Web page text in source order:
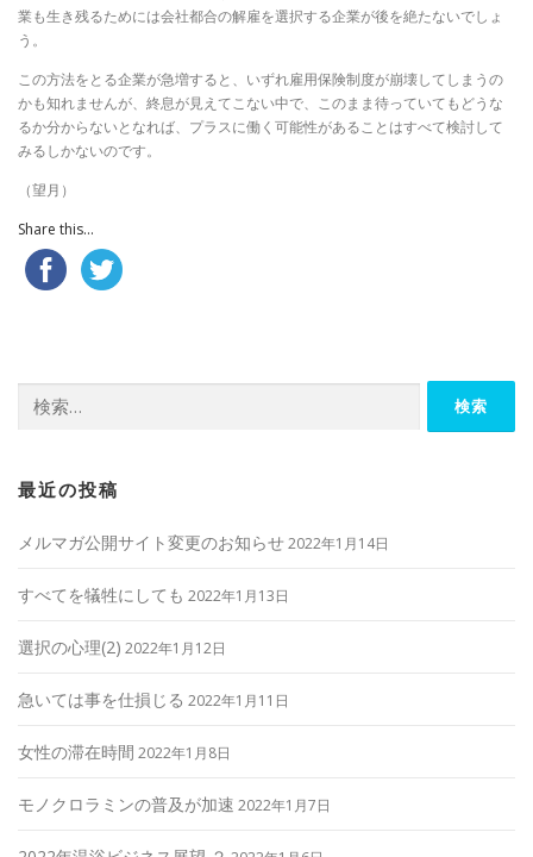
業も生き残るためには会社都合の解雇を選択する企業が後を絶たないでしょ
う。
この方法をとる企業が急増すると、いずれ雇用保険制度が崩壊してしまうの
かも知れませんが、終息が見えてこない中で、このまま待っていてもどうな
るか分からないとなれば、プラスに働く可能性があることはすべて検討して
みるしかないのです。
（望月）
Share this...
索:
最近の投稿
メルマガ公開サイト変更のお知らせ2022年1月14日
すべてを犠牲にしても 2022年1月13日
選択の心理(2) 2022年1月12日
急いては事を仕損じる 2022年1月11日
女性の滞在時間 2022年1月8日
モノクロラミンの普及が加速 2022年1月7日